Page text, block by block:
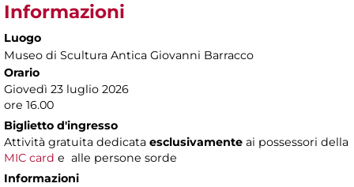
Informazioni
Luogo
Museo di Scultura Antica Giovanni Barracco
Orario
Giovedì 23 luglio 2026
ore 16.00
Biglietto d'ingresso
Attività gratuita dedicata esclusivamente ai possessori della
MIC card e alle persone sorde
Informazioni